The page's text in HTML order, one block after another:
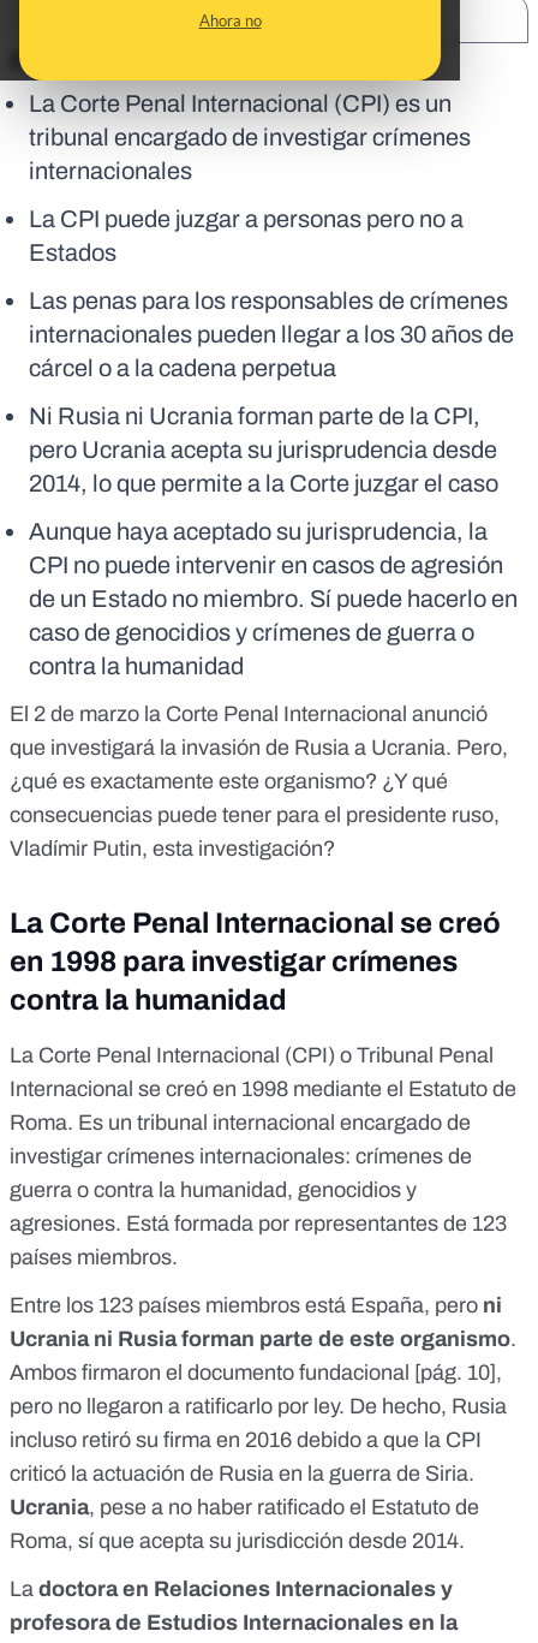
Ahora no
En corto:
La Corte Penal Internacional (CPI) es un
tribunal encargado de investigar crímenes
internacionales
La CPI puede juzgar a personas pero no a
Estados
Las penas para los responsables de crímenes
internacionales pueden llegar a los 30 años de
cárcel o a la cadena perpetua
Ni Rusia ni Ucrania forman parte de la CPI,
pero Ucrania acepta su jurisprudencia desde
2014, lo que permite a la Corte juzgar el caso
Aunque haya aceptado su jurisprudencia, la
CPI no puede intervenir en casos de agresión
de un Estado no miembro. Sí puede hacerlo en
caso de genocidios y crímenes de guerra o
contra la humanidad
El 2 de marzo la Corte Penal Internacional anunció
que investigará la invasión de Rusia a Ucrania. Pero,
¿qué es exactamente este organismo? ¿Y qué
consecuencias puede tener para el presidente ruso,
Vladímir Putin, esta investigación?
La Corte Penal Internacional se creó
en 1998 para investigar crímenes
contra la humanidad
La Corte Penal Internacional (CPI) o Tribunal Penal
Internacional se creó en 1998 mediante el Estatuto de
Roma. Es un tribunal internacional encargado de
investigar crímenes internacionales: crímenes de
guerra o contra la humanidad, genocidios y
agresiones. Está formada por representantes de 123
países miembros.
Entre los 123 países miembros está España, pero ni
Ucrania ni Rusia forman parte de este organismo.
Ambos firmaron el documento fundacional [pág. 10],
pero no llegaron a ratificarlo por ley. De hecho, Rusia
incluso retiró su firma en 2016 debido a que la CPI
criticó la actuación de Rusia en la guerra de Siria.
Ucrania, pese a no haber ratificado el Estatuto de
Roma, sí que acepta su jurisdicción desde 2014.
La doctora en Relaciones Internacionales y
profesora de Estudios Internacionales en la